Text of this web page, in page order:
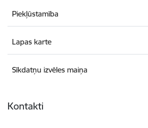
Piekļūstamība
Lapas karte
Sīkdatņu izvēles maiņa
Kontakti